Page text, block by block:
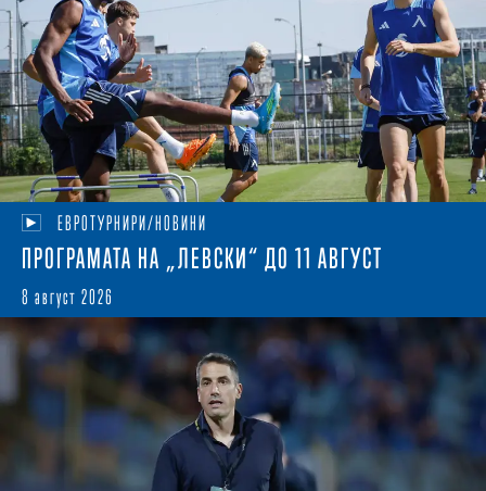
ЕВРОТУРНИРИ/НОВИНИ
ПРОГРАМАТА НА „ЛЕВСКИ“ ДО 11 АВГУСТ
8 август 2026